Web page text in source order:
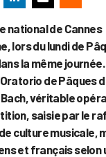
national de Cannes
lors du lundi de
la même journée.
de Pâques
véritable
saisie par le
culture musicale,
et français selon